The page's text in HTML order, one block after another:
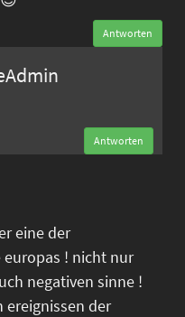
Antworten
Antworten
eine der
! nicht nur
negativen sinne !
der